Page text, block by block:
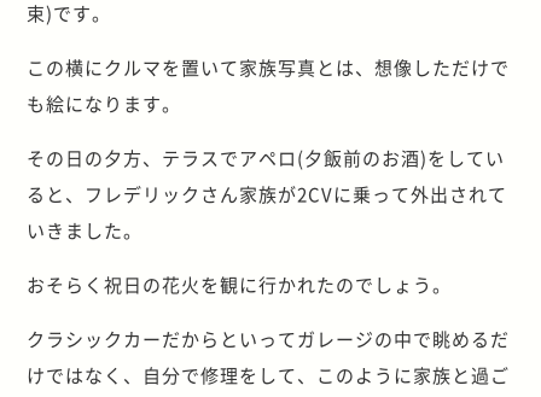
束)です。
この横にクルマを置いて家族写真とは、想像しただけで
も絵になります。
その日の夕方、テラスでアペロ(夕飯前のお酒)をしてい
ると、フレデリックさん家族が2CVに乗って外出されて
いきました。
おそらく祝日の花火を観に行かれたのでしょう。
クラシックカーだからといってガレージの中で眺めるだ
けではなく、自分で修理をして、このように家族と過ご